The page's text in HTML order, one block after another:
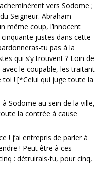
vers Sodome ;
Seigneur. Abraham
même coup, l’innocent
justes dans cette
tu pas à la
qui s’y trouvent ? Loin de
avec le coupable, les traitant
! [*Celui qui juge toute la
Sodome au sein de la ville,
la contrée à cause
! j’ai entrepris de parler à
! Peut être à ces
: détruirais-tu, pour cinq,